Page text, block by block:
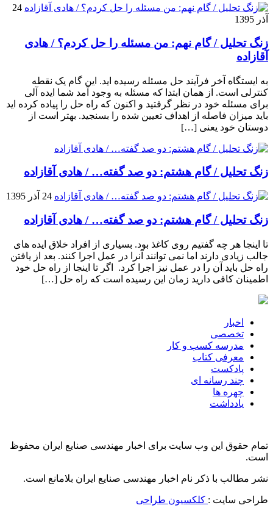
24
آذر 1395
زنگ تحلیل / گام نهم: من مسئله را حل کردم؟ / هادی
آقازاده
به ایستگاه آخر فرآیند حل مسئله رسیده اید. این گام یک نقطه
کنترلی است. از همان ابتدا که مسئله به وجود آمد شما ایده آلی
برای مسئله خود در نظر گرفتید و اکنون که راه حل را پیاده کرده اید
باید میزان فاصله از اهداف تعیین شده را بسنجید. بهتر است از
دوستان خود یعنی […]
زنگ تحلیل / گام هشتم: دو صد گفته… / هادی آقازاده
24 آذر 1395
زنگ تحلیل / گام هشتم: دو صد گفته… / هادی آقازاده
تا اینجا هر چه گفتیم روی کاغذ بود. بسیاری از افراد خلاق ایده های
جالب زیادی دارند اما نمی توانند آنرا در عمل اجرا کنند. بعد از یافتن
راه حل باید آن را در عمل نیز اجرا کرد. اگر تا اینجا از راه حل خود
اطمینان کافی دارید زمان این رسیده است که راه حل […]
اخبار
تخصصی
مدرسه کسب و کار
معرفی کتاب
پادکست
چند رسانه ای
چهره ها
یادداشت
تمام حقوق این وب سایت برای اخبار مهندسی صنایع ایران محفوظ
است.
نشر مطالب با ذکر نام اخبار مهندسی صنایع ایران بلامانع است.
طراحی سایت : کلکسیون طراحی